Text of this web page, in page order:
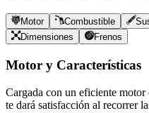
Motor Combustible
Dimensiones
Frenos
Motor y Características
Cargada con un eficiente motor
te dará satisfacción al recorrer